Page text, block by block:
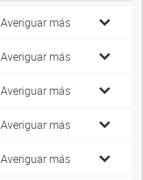
Averiguar más
Averiguar más
Averiguar más
Averiguar más
Averiguar más